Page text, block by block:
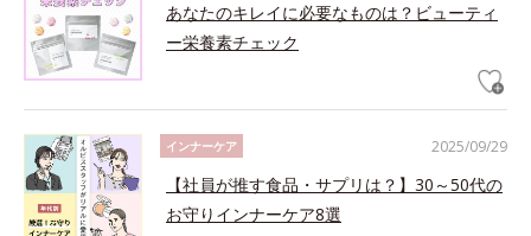
あなたのキレイに必要なものは？ビューティ
ー栄養素チェック
2025/09/29
インナーケア
【社員が推す食品・サプリは？】30～50代の
お守りインナーケア8選